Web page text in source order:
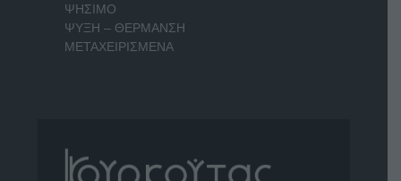
ΨΗΣΙΜΟ
ΨΥΞΗ – ΘΕΡΜΑΝΣΗ
ΜΕΤΑΧΕΙΡΙΣΜΕΝΑ